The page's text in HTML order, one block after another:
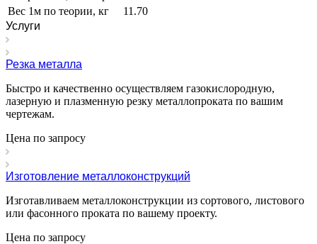
Вес 1м по теории, кг
11.70
Услуги
Резка металла
Быстро и качественно осуществляем газокислородную,
лазерную и плазменную резку металлопроката по вашим
чертежам.
Цена по запросу
Изготовление металлоконструкций
Изготавливаем металлоконструкции из сортового, листового
или фасонного проката по вашему проекту.
Цена по запросу